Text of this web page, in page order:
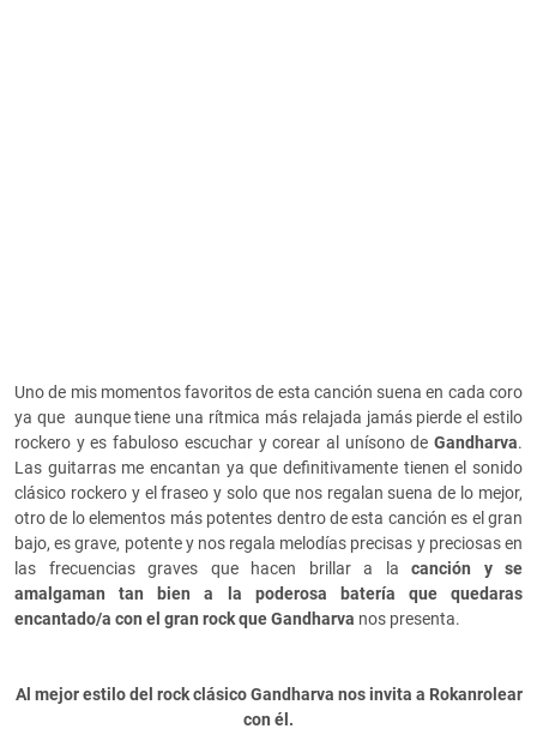
Uno de mis momentos favoritos de esta canción suena en cada coro
ya que aunque tiene una rítmica más relajada jamás pierde el estilo
rockero y es fabuloso escuchar y corear al unísono de Gandharva.
Las guitarras me encantan ya que definitivamente tienen el sonido
clásico rockero y el fraseo y solo que nos regalan suena de lo mejor,
otro de lo elementos más potentes dentro de esta canción es el gran
bajo, es grave, potente y nos regala melodías precisas y preciosas en
las frecuencias graves que hacen brillar a la canción y se
amalgaman tan bien a la poderosa batería que quedaras
encantado/a con el gran rock que Gandharva nos presenta.
Al mejor estilo del rock clásico Gandharva nos invita a Rokanrolear
con él.